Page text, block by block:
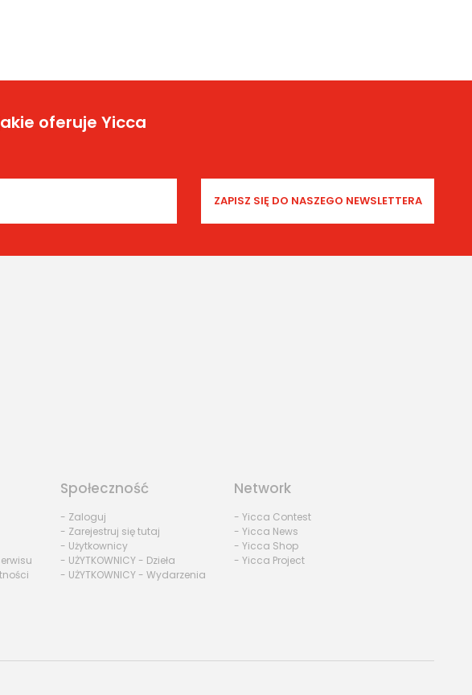
oferuje Yicca
Społeczność
- Zaloguj
- Zarejestruj się tutaj
- Użytkownicy
- UŻYTKOWNICY - Dzieła
- UŻYTKOWNICY - Wydarzenia
Network
- Yicca Contest
- Yicca News
- Yicca Shop
- Yicca Project